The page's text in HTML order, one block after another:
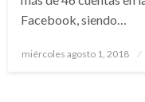
Facebook, siendo…
Publicado
miércoles agosto 1, 2018